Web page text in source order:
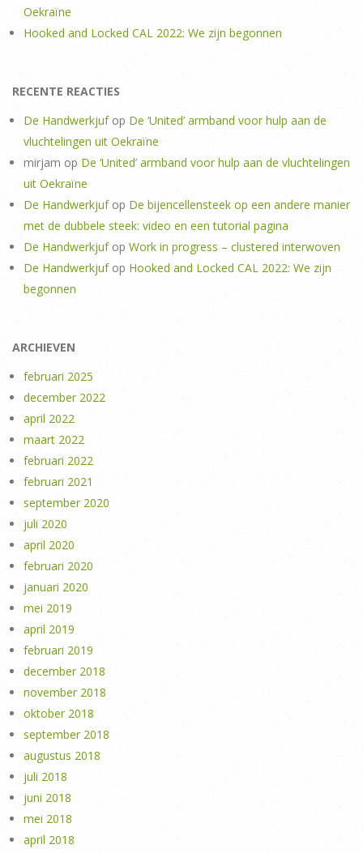
Oekraïne
Hooked and Locked CAL 2022: We zijn begonnen
RECENTE REACTIES
De Handwerkjufop De ‘United’ armband voor hulp aan de
vluchtelingen uit Oekraïne
mirjam op De ‘United’ armband voor hulp aan de vluchtelingen
uit Oekraïne
De Handwerkjufop De bijencellensteek op een andere manier
met de dubbele steek: video en een tutorial pagina
De Handwerkjufop Work in progress – clustered interwoven
De Handwerkjufop Hooked and Locked CAL 2022: We zijn
begonnen
ARCHIEVEN
februari 2025
december 2022
april 2022
maart 2022
februari 2022
februari 2021
september 2020
juli 2020
april 2020
februari 2020
januari 2020
mei 2019
april 2019
februari 2019
december 2018
november 2018
oktober 2018
september 2018
augustus 2018
juli 2018
juni 2018
mei 2018
april 2018